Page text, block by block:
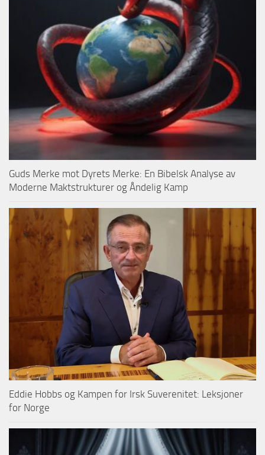
Guds Merke mot Dyrets Merke: En Bibelsk Analyse av
Moderne Maktstrukturer og Åndelig Kamp
Eddie Hobbs og Kampen for Irsk Suverenitet: Leksjoner
for Norge